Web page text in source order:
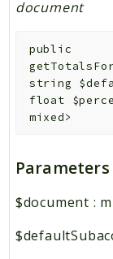
document
public
string
float
mixed>
Parameters
$document :